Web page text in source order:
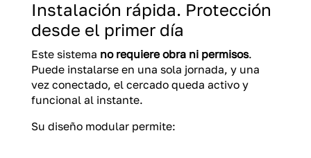
Instalación rápida. Protección
desde el primer día
Este sistema no requiere obra ni permisos.
Puede instalarse en una sola jornada, y una
vez conectado, el cercado queda activo y
funcional al instante.
Su diseño modular permite: